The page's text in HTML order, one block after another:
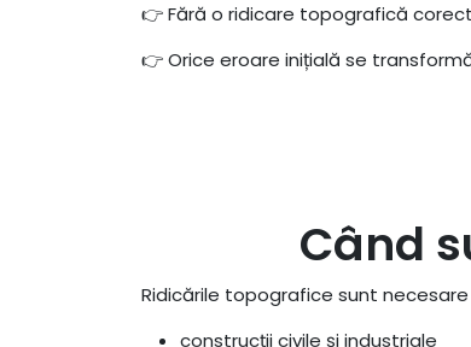
👉 Fără o ridicare topografică
👉 Orice eroare inițială se
Când
Ridicările topografice sunt
construcții civile și industriale